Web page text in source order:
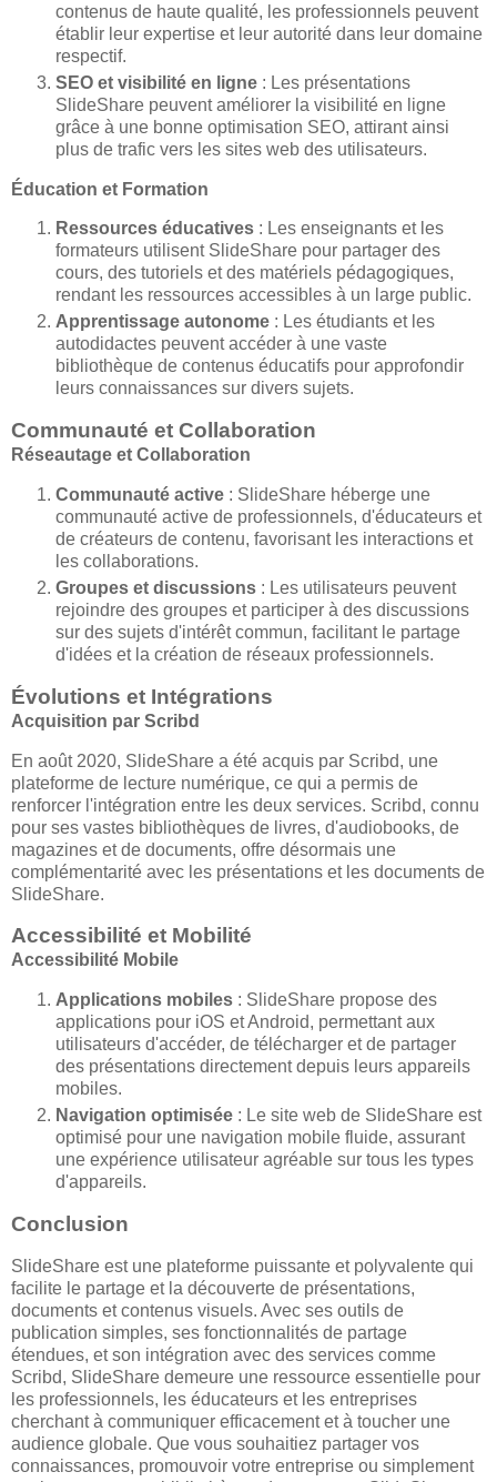
contenus de haute qualité, les professionnels peuvent
établir leur expertise et leur autorité dans leur domaine
respectif.
SEO et visibilité en ligne : Les présentations
SlideShare peuvent améliorer la visibilité en ligne
grâce à une bonne optimisation SEO, attirant ainsi
plus de trafic vers les sites web des utilisateurs.
Éducation et Formation
Ressources éducatives : Les enseignants et les
formateurs utilisent SlideShare pour partager des
cours, des tutoriels et des matériels pédagogiques,
rendant les ressources accessibles à un large public.
Apprentissage autonome : Les étudiants et les
autodidactes peuvent accéder à une vaste
bibliothèque de contenus éducatifs pour approfondir
leurs connaissances sur divers sujets.
Communauté et Collaboration
Réseautage et Collaboration
Communauté active : SlideShare héberge une
communauté active de professionnels, d'éducateurs et
de créateurs de contenu, favorisant les interactions et
les collaborations.
Groupes et discussions : Les utilisateurs peuvent
rejoindre des groupes et participer à des discussions
sur des sujets d'intérêt commun, facilitant le partage
d'idées et la création de réseaux professionnels.
Évolutions et Intégrations
Acquisition par Scribd
En août 2020, SlideShare a été acquis par Scribd, une
plateforme de lecture numérique, ce qui a permis de
renforcer l'intégration entre les deux services. Scribd, connu
pour ses vastes bibliothèques de livres, d'audiobooks, de
magazines et de documents, offre désormais une
complémentarité avec les présentations et les documents de
SlideShare.
Accessibilité et Mobilité
Accessibilité Mobile
Applications mobiles : SlideShare propose des
applications pour iOS et Android, permettant aux
utilisateurs d'accéder, de télécharger et de partager
des présentations directement depuis leurs appareils
mobiles.
Navigation optimisée : Le site web de SlideShare est
optimisé pour une navigation mobile fluide, assurant
une expérience utilisateur agréable sur tous les types
d'appareils.
Conclusion
SlideShare est une plateforme puissante et polyvalente qui
facilite le partage et la découverte de présentations,
documents et contenus visuels. Avec ses outils de
publication simples, ses fonctionnalités de partage
étendues, et son intégration avec des services comme
Scribd, SlideShare demeure une ressource essentielle pour
les professionnels, les éducateurs et les entreprises
cherchant à communiquer efficacement et à toucher une
audience globale. Que vous souhaitiez partager vos
connaissances, promouvoir votre entreprise ou simplement